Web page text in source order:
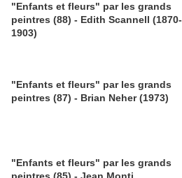
"Enfants et fleurs" par les grands
peintres (88) - Edith Scannell (1870-
1903)
"Enfants et fleurs" par les grands
peintres (87) - Brian Neher (1973)
"Enfants et fleurs" par les grands